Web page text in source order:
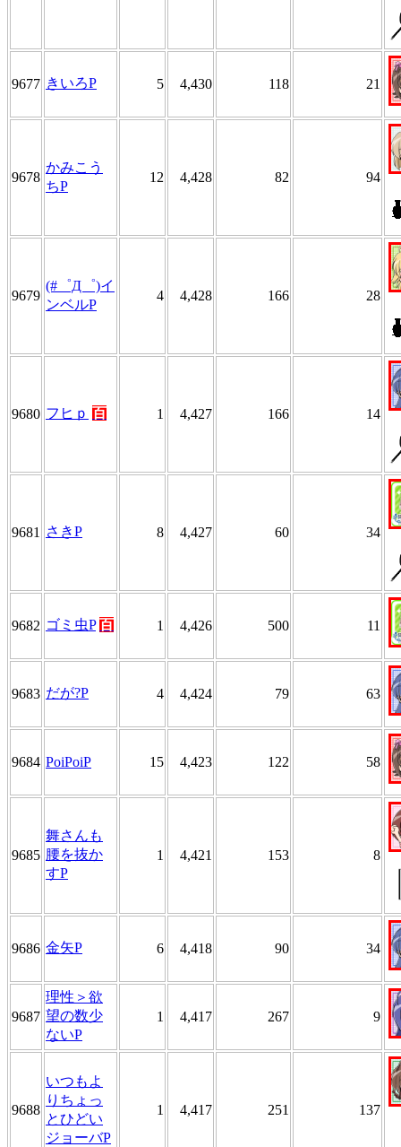
9677 きいろP 5 4,430 118 21
9678
かみこう
ちP
12 4,428 82 94
9679
(#゜Д゜)イ
ンベルP
4 4,428 166 28
9680 フヒｐ 百 1 4,427 166 14
9681 さきP 8 4,427 60 34
9682 ゴミ虫P 百 1 4,426 500 11
9683 だが?P 4 4,424 79 63
9684 PoiPoiP 15 4,423 122 58
9685
舞さんも
腰を抜か
すP
1 4,421 153 8
9686 金矢P 6 4,418 90 34
9687
理性＞欲
望の数少
ないP
1 4,417 267 9
9688
いつもよ
りちょっ
とひどい
ジョーバP
1 4,417 251 137